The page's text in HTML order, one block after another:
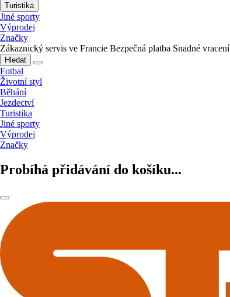
Turistika
Jiné sporty
Výprodej
Značky
Zákaznický servis ve Francie Bezpečná platba Snadné vracení
Hledat
Fotbal
Životní styl
Běhání
Jezdectví
Turistika
Jiné sporty
Výprodej
Značky
Probíhá přidávání do košíku...